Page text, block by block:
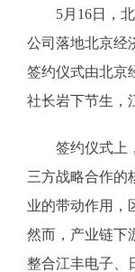
5月16日，北
公司落地北京经
签约仪式由北京
社长岩下节生，
签约仪式上，
三方战略合作的
业的带动作用，
然而，产业链下
整合江丰电子、